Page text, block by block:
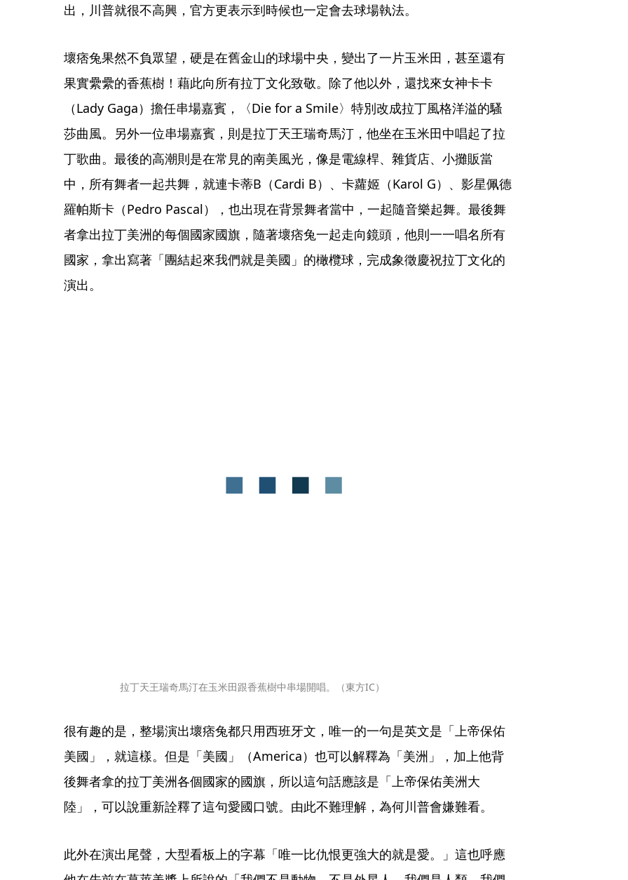
出，川普就很不高興，官方更表示到時候也一定會去球場執法。
壞痞兔果然不負眾望，硬是在舊金山的球場中央，變出了一片玉米田，甚至還有
果實纍纍的香蕉樹！藉此向所有拉丁文化致敬。除了他以外，還找來女神卡卡
（Lady Gaga）擔任串場嘉賓，〈Die for a Smile〉特別改成拉丁風格洋溢的騷
莎曲風。另外一位串場嘉賓，則是拉丁天王瑞奇馬汀，他坐在玉米田中唱起了拉
丁歌曲。最後的高潮則是在常見的南美風光，像是電線桿、雜貨店、小攤販當
中，所有舞者一起共舞，就連卡蒂B（Cardi B）、卡蘿姬（Karol G）、影星佩德
羅帕斯卡（Pedro Pascal），也出現在背景舞者當中，一起隨音樂起舞。最後舞
者拿出拉丁美洲的每個國家國旗，隨著壞痞兔一起走向鏡頭，他則一一唱名所有
國家，拿出寫著「團結起來我們就是美國」的橄欖球，完成象徵慶祝拉丁文化的
演出。
拉丁天王瑞奇馬汀在玉米田跟香蕉樹中串場開唱。（東方IC）
很有趣的是，整場演出壞痞兔都只用西班牙文，唯一的一句是英文是「上帝保佑
美國」，就這樣。但是「美國」（America）也可以解釋為「美洲」，加上他背
後舞者拿的拉丁美洲各個國家的國旗，所以這句話應該是「上帝保佑美洲大
陸」，可以說重新詮釋了這句愛國口號。由此不難理解，為何川普會嫌難看。
此外在演出尾聲，大型看板上的字幕「唯一比仇恨更強大的就是愛。」這也呼應